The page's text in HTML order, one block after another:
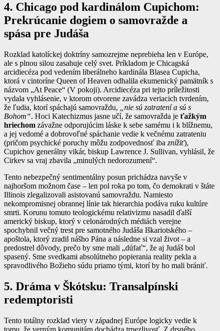
4. Chicago pod kardinálom Cupichom:
Prekrúcanie dogiem o samovražde a
spása pre Judáša
Rozklad katolíckej doktríny samozrejme neprebieha len v Európe,
ale s plnou silou zasahuje celý svet. Príkladom je Chicagská
arcidiecéza pod vedením liberálneho kardinála Blasea Cupicha,
ktorá v cintoríne Queen of Heaven odhalila ekumenický pamätník s
názvom „At Peace“ (V pokoji). Arcidiecéza pri tejto príležitosti
vydala vyhlásenie, v ktorom otvorene zavádza veriacich tvrdením,
že ľudia, ktorí spáchajú samovraždu,
„nie sú zatratení a sú s
Bohom“. Hoci Katechizmus jasne učí, že samovražda je ťažkým
hriechom závažne odporujúcim láske k sebe samému i k blížnemu,
a jej vedomé a dobrovoľné spáchanie vedie k večnému zatrateniu
(pričom psychické poruchy môžu zodpovednosť iba znížiť),
Cupichov generálny vikár, biskup Lawrence J. Sullivan, vyhlásil, že
Cirkev sa vraj zbavila „minulých nedorozumení“.
Tento nebezpečný sentimentálny posun prichádza navyše v
najhoršom možnom čase – len pol roka po tom, čo demokrati v štáte
Illinois zlegalizovali asistovanú samovraždu. Namiesto
nekompromisnej obrannej línie tak hierarchia podáva ruku kultúre
smrti. Korunu tomuto teologickému relativizmu nasadil ďalší
americký biskup, ktorý v celonárodných médiách verejne
spochybnil večný trest pre samotného Judáša Iškariotského –
apoštola, ktorý zradil nášho Pána a následne si vzal život – a
predostrel dôvody, prečo by sme mali „dúfať“, že aj Judáš bol
spasený. Sme svedkami absolútneho popierania reality pekla a
spravodlivého Božieho súdu priamo tými, ktorí by ho mali brániť.
5. Dráma v Škótsku: Transalpínski
redemptoristi
Tento totálny rozklad viery v západnej Európe logicky vedie k